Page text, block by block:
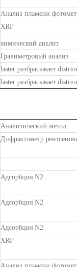
Анализ пламени
XRF
химический анализ
Гравиметровый анализ
laster разбрасывает
laster разбрасывает
Аналитический метод
Дифрактометр
Адсорбция N2
Адсорбция N2
Адсорбция N2
XRF